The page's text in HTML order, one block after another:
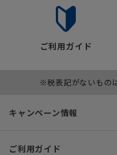
ご利用ガイド
※税表記がないもの
キャンペーン情報
ご利用ガイド